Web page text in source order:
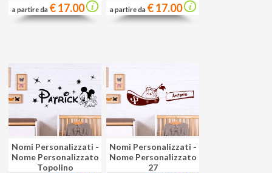
a partire da € 17.00 a partire da € 17.00
Nomi Personalizzati -
Nome Personalizzato
Topolino
Nomi Personalizzati -
Nome Personalizzato
27